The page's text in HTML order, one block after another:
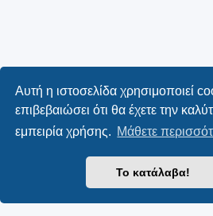
Αυτή η ιστοσελίδα χρησιμοποιεί
επιβεβαιώσει ότι θα έχετε την
εμπειρία χρήσης. Μάθετε
Το κατάλαβα!